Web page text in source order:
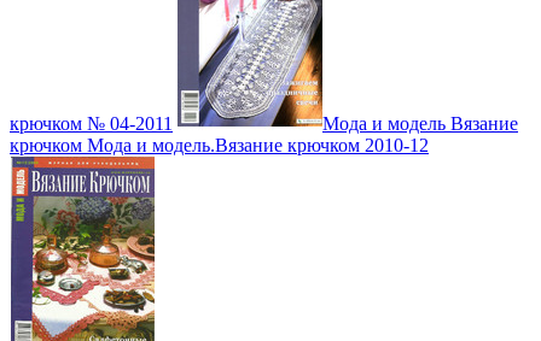
крючком № 04-2011
Мода и модель Вязание
крючком Мода и модель.Вязание крючком 2010-12